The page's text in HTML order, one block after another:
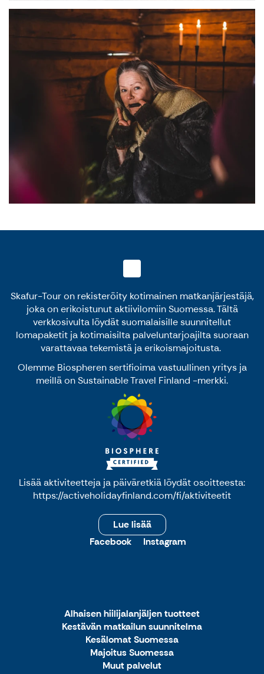
Skafur-Tour on rekisteröity kotimainen matkanjärjestäjä,
joka on erikoistunut aktiivilomiin Suomessa. Tältä
verkkosivulta löydät suomalaisille suunnitellut
lomapaketit ja kotimaisilta palveluntarjoajilta suoraan
varattavaa tekemistä ja erikoismajoitusta.
Olemme Biospheren sertifioima vastuullinen yritys ja
meillä on Sustainable Travel Finland -merkki.
Lisää aktiviteetteja ja päiväretkiä löydät osoitteesta:
https://activeholidayfinland.com/fi/aktiviteetit
Lue lisää
Facebook
Instagram
Alhaisen hiilijalanjäljen tuotteet
Kestävän matkailun suunnitelma
Kesälomat Suomessa
Majoitus Suomessa
Muut palvelut